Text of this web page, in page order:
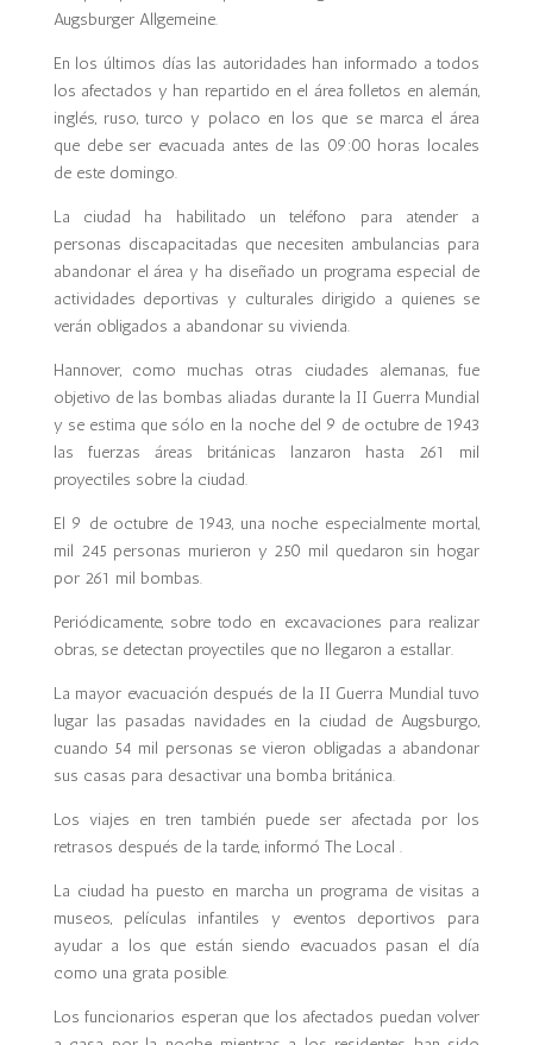
Augsburger Allgemeine.
En los últimos días las autoridades han informado a todos
los afectados y han repartido en el área folletos en alemán,
inglés, ruso, turco y polaco en los que se marca el área
que debe ser evacuada antes de las 09:00 horas locales
de este domingo.
La ciudad ha habilitado un teléfono para atender a
personas discapacitadas que necesiten ambulancias para
abandonar el área y ha diseñado un programa especial de
actividades deportivas y culturales dirigido a quienes se
verán obligados a abandonar su vivienda.
Hannover, como muchas otras ciudades alemanas, fue
objetivo de las bombas aliadas durante la II Guerra Mundial
y se estima que sólo en la noche del 9 de octubre de 1943
las fuerzas áreas británicas lanzaron hasta 261 mil
proyectiles sobre la ciudad.
El 9 de octubre de 1943, una noche especialmente mortal,
mil 245 personas murieron y 250 mil quedaron sin hogar
por 261 mil bombas.
Periódicamente, sobre todo en excavaciones para realizar
obras, se detectan proyectiles que no llegaron a estallar.
La mayor evacuación después de la II Guerra Mundial tuvo
lugar las pasadas navidades en la ciudad de Augsburgo,
cuando 54 mil personas se vieron obligadas a abandonar
sus casas para desactivar una bomba británica.
Los viajes en tren también puede ser afectada por los
retrasos después de la tarde, informó The Local .
La ciudad ha puesto en marcha un programa de visitas a
museos, películas infantiles y eventos deportivos para
ayudar a los que están siendo evacuados pasan el día
como una grata posible.
Los funcionarios esperan que los afectados puedan volver